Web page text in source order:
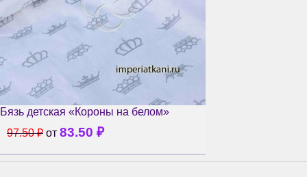
Бязь детская «Короны на белом»
97.50₽ от 83.50 ₽